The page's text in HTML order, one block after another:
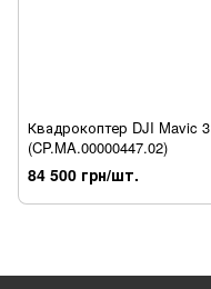
Квадрокоптер DJI Mavic 3
(CP.MA.00000447.02)
84 500 грн/шт.